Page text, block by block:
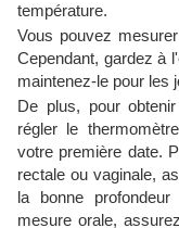
température.
Vous pouvez
Cependant, gardez à
maintenez-le pour les
De plus, pour
régler le
votre première date.
rectale ou vaginale,
la bonne
mesure orale,